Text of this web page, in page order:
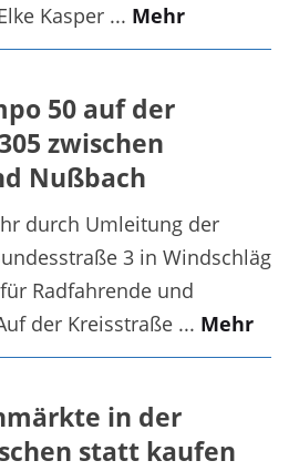
Kasper ... Mehr
50 auf der
zwischen
Nußbach
durch Umleitung der
3 in Windschläg
Radfahrende und
der Kreisstraße ... Mehr
in der
statt kaufen